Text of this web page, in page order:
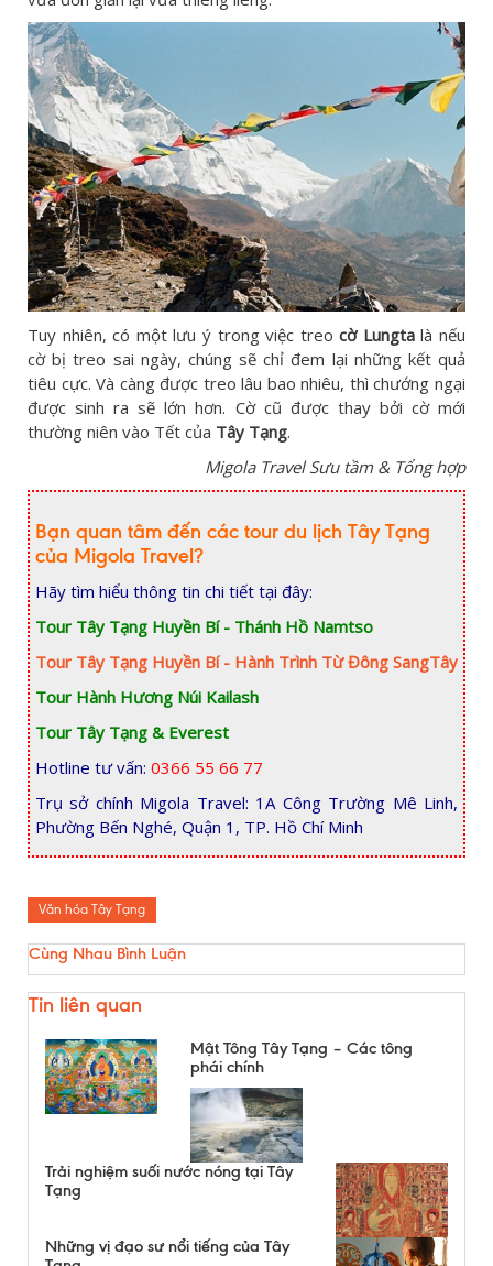
Tuy nhiên, có một lưu ý trong việc treocờ Lungtalà nếu
cờ bị treo sai ngày, chúng sẽ chỉ đem lại những kết quả
tiêu cực. Và càng được treo lâu bao nhiêu, thì chướng ngại
được sinh ra sẽ lớn hơn. Cờ cũ được thay bởi cờ mới
thường niên vào Tết của Tây Tạng.
Migola Travel Sưu tầm & Tổng hợp
Bạn quan tâm đến các tour du lịch Tây Tạng
của Migola Travel?
Hãy tìm hiểu thông tin chi tiết tại đây:
Tour Tây Tạng Huyền Bí - Thánh Hồ Namtso
Tour Tây Tạng Huyền Bí - Hành Trình Từ Đông SangTây
Tour Hành Hương Núi Kailash
Tour Tây Tạng & Everest
Hotline tư vấn: 0366 55 66 77
Trụ sở chính Migola Travel: 1A Công Trường Mê Linh,
Phường Bến Nghé, Quận 1, TP. Hồ Chí Minh
Văn hóa Tây Tạng
Cùng Nhau Bình Luận
Tin liên quan
Mật Tông Tây Tạng – Các tông
phái chính
Trải nghiệm suối nước nóng tại Tây
Tạng
Những vị đạo sư nổi tiếng của Tây